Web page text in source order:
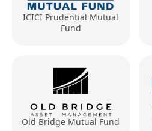
ICICI Prudential Mutual
Fund
Old Bridge Mutual Fund